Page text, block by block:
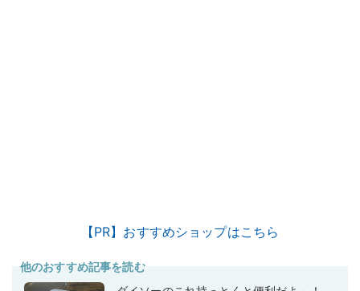
【PR】おすすめショップはこちら
他のおすすめ記事を読む